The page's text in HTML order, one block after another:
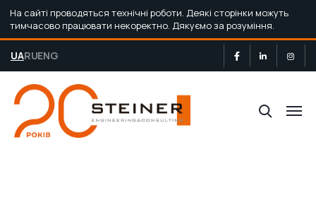
На сайті проводяться технічні роботи. Деякі сторінки можуть
тимчасово працювати некоректно. Дякуємо за розуміння.
UARUENG